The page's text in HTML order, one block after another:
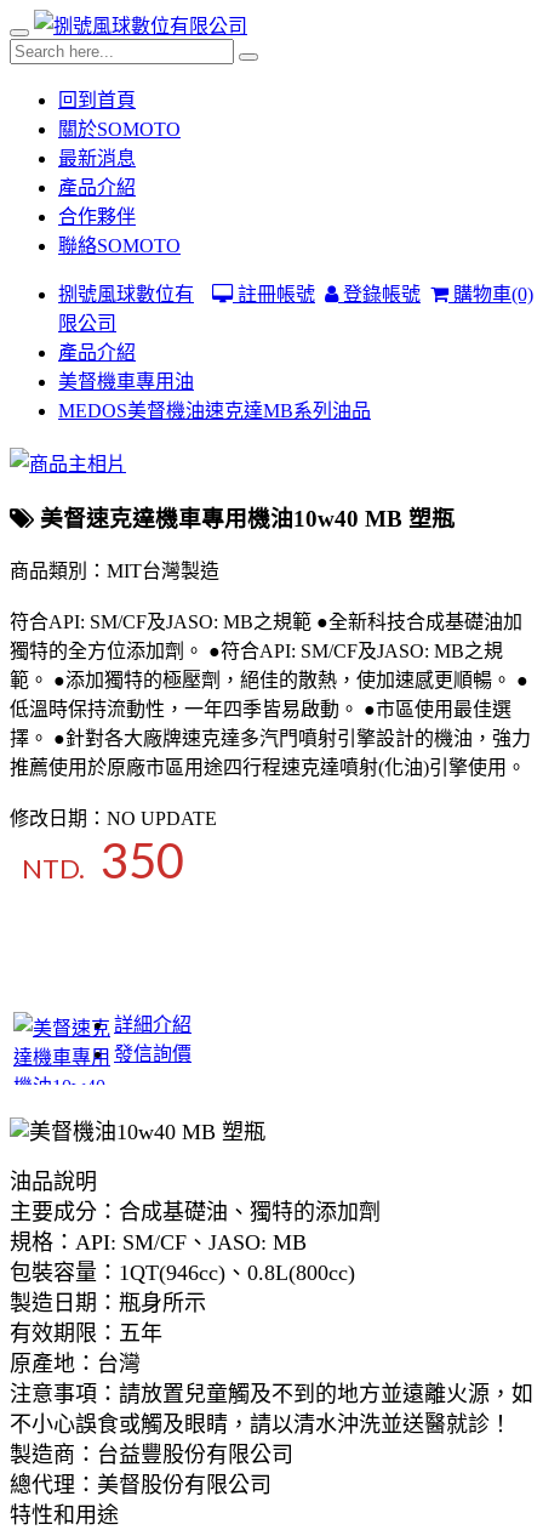
回到首頁
關於SOMOTO
最新消息
產品介紹
合作夥伴
聯絡SOMOTO
購物車(0)
登錄帳號
註冊帳號
捌號風球數位有
限公司
產品介紹
美督機車專用油
MEDOS美督機油速克達MB系列油品
美督速克達機車專用機油10w40 MB 塑瓶
商品類別：MIT台灣製造
符合API: SM/CF及JASO: MB之規範 ●全新科技合成基礎油加
獨特的全方位添加劑。 ●符合API: SM/CF及JASO: MB之規
範。 ●添加獨特的極壓劑，絕佳的散熱，使加速感更順暢。 ●
低溫時保持流動性，一年四季皆易啟動。 ●市區使用最佳選
擇。 ●針對各大廠牌速克達多汽門噴射引擎設計的機油，強力
推薦使用於原廠市區用途四行程速克達噴射(化油)引擎使用。
修改日期：NO UPDATE
NTD. 350
詳細介紹
發信詢價
油品說明
主要成分：合成基礎油、獨特的添加劑
規格：API: SM/CF、JASO: MB
包裝容量：1QT(946cc)、0.8L(800cc)
製造日期：瓶身所示
有效期限：五年
原產地：台灣
注意事項：請放置兒童觸及不到的地方並遠離火源，如
不小心誤食或觸及眼睛，請以清水沖洗並送醫就診！
製造商：台益豐股份有限公司
總代理：美督股份有限公司
特性和用途